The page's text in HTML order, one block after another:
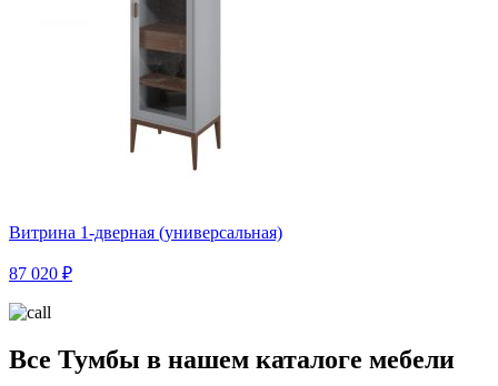
Витрина 1-дверная (универсальная)
87 020 ₽
Все Тумбы в нашем каталоге мебели